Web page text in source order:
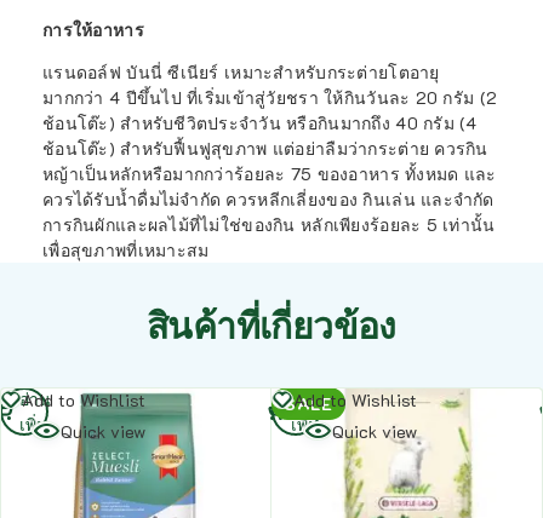
การให้อาหาร
แรนดอล์ฟ บันนี่ ซีเนียร์ เหมาะสำหรับกระต่ายโตอายุ
มากกว่า 4 ปีขึ้นไป ที่เริ่มเข้าสู่วัยชรา ให้กินวันละ 20 กรัม (2
ช้อนโต๊ะ) สำหรับชีวิตประจำวัน หรือกินมากถึง 40 กรัม (4
ช้อนโต๊ะ) สำหรับฟื้นฟูสุขภาพ แต่อย่าลืมว่ากระต่าย ควรกิน
หญ้าเป็นหลักหรือมากกว่าร้อยละ 75 ของอาหาร ทั้งหมด และ
ควรได้รับน้ำดื่มไม่จำกัด ควรหลีกเลี่ยงของ กินเล่น และจำกัด
การกินผักและผลไม้ที่ไม่ใช่ของกิน หลักเพียงร้อยละ 5 เท่านั้น
เพื่อสุขภาพที่เหมาะสม
สินค้าที่เกี่ยวข้อง
Add to Wishlist
Quick view
อ่าน
เพิ่ม
SALE
Add to Wishlist
Quick view
อ่าน
เพิ่ม